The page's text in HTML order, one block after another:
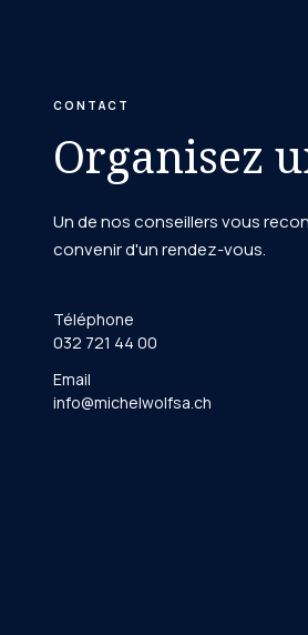
CONTACT
Organisez
Un de nos conseillers vous
convenir d'un rendez-vous.
Téléphone
032 721 44 00
Email
info@michelwolfsa.ch